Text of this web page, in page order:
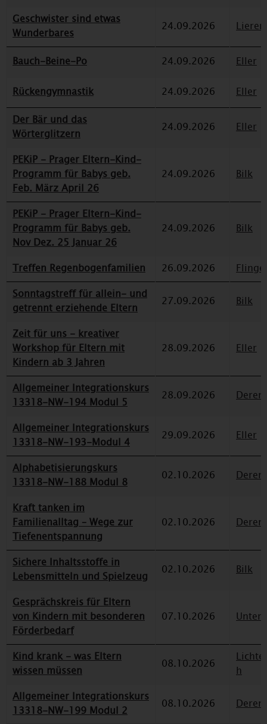
Geschwister sind etwas
Wunderbares
24.09.2026
Bauch-Beine-Po 24.09.2026 Eller
Rückengymnastik 24.09.2026
Eller
Der Bär und das
Wörterglitzern
24.09.2026 Eller
PEKiP - Prager Eltern-Kind-
Programm für Babys geb.
Feb. März April 26
24.09.2026 Bilk
PEKiP - Prager Eltern-Kind-
Programm für Babys geb.
Nov Dez. 25 Januar 26
24.09.2026 Bilk
Treffen Regenbogenfamilien 26.09.2026
Sonntagstreff für allein- und
getrennt erziehende Eltern
27.09.2026 Bilk
Zeit für uns - kreativer
Workshop für Eltern mit
Kindern ab 3 Jahren
28.09.2026 Eller
Allgemeiner Integrationskurs
13318-NW-194 Modul 5
28.09.2026
Allgemeiner Integrationskurs
13318-NW-193-Modul 4
29.09.2026 Eller
Alphabetisierungskurs
13318-NW-188 Modul 8
02.10.2026
Kraft tanken im
Familienalltag – Wege zur
Tiefenentspannung
02.10.2026
Sichere Inhaltsstoffe in
Lebensmitteln und Spielzeug
02.10.2026 Bilk
Gesprächskreis für Eltern
von Kindern mit besonderen
Förderbedarf
07.10.2026
Kind krank - was Eltern
wissen müssen
08.10.2026
h
Allgemeiner Integrationskurs
13318-NW-199 Modul 2
08.10.2026